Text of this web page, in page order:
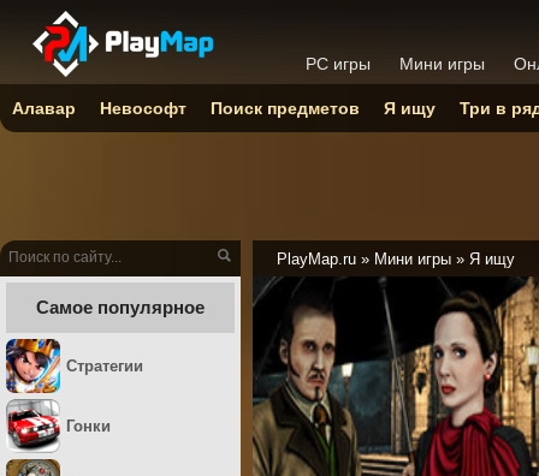
PlayMap.ru » Мини игры » Я ищу
Самое популярное
Стратегии
Гонки
PC игры Мини игры
Алавар Невософт Поиск предметов Я ищу Три в